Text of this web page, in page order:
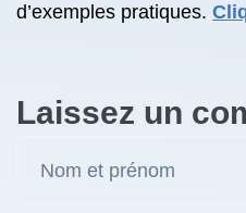
d’exemples pratiques.
Laissez un